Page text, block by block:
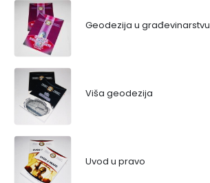
Geodezija u građevinarstvu
Viša geodezija
Uvod u pravo